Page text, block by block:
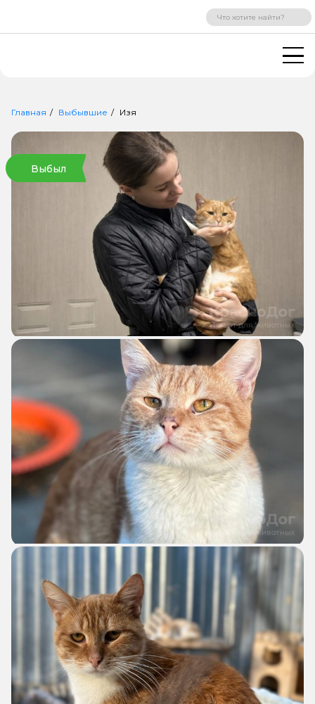
ВХОД РЕГИСТРАЦИЯ
Главная Выбывшие Изя
Выбыл